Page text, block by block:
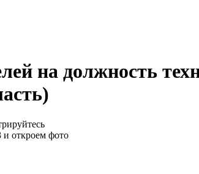
на должность
и откроем фото